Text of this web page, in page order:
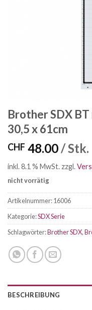
Brother SDX
30,5 x 61cm
CHF 48.00/ Stk.
inkl. 8.1 % MwSt. zzgl.
nicht vorrätig
Artikelnummer:16006
Kategorie:SDX Serie
Schlagwörter:Brother SDX,
BESCHREIBUNG